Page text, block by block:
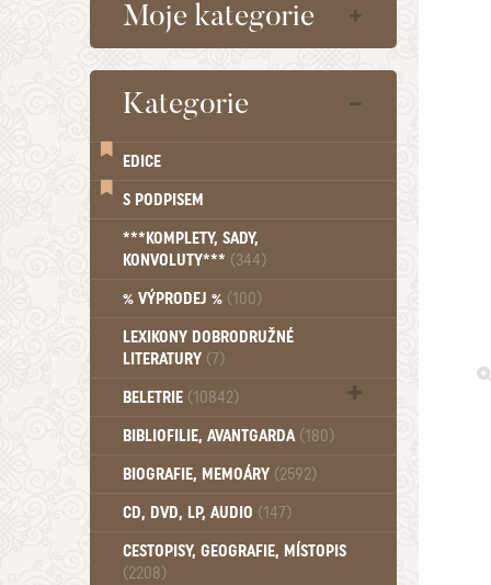
Moje kategorie
Kategorie
EDICE
S PODPISEM
***KOMPLETY, SADY,
KONVOLUTY*** (344)
% VÝPRODEJ % (100)
LEXIKONY DOBRODRUŽNÉ
LITERATURY (7)
BELETRIE (10842)
Beletrie - Historická (1388)
Beletrie - Povídky (1758)
Beletrie - Válečné romány (489)
Beletrie - Ženské a dívčí romány
(1522)
BIBLIOFILIE, AVANTGARDA (180)
BIOGRAFIE, MEMOÁRY (2592)
CD, DVD, LP, AUDIO (147)
CESTOPISY, GEOGRAFIE, MÍSTOPIS
(2208)